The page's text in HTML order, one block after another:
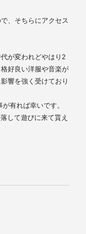
、そちらにアクセス
が変われどやはり2
好良い洋服や音楽が
響を強く受けており
有れば幸いです。
して遊びに来て貰え